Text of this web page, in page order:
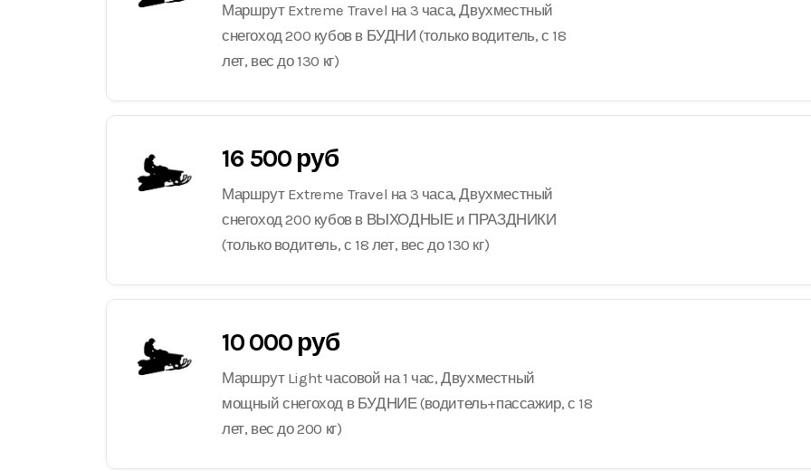
Маршрут Extreme Travel на 3 часа, Двухместный
снегоход 200 кубов в БУДНИ (только водитель, с 18
лет, вес до 130 кг)
16 500 руб
Маршрут Extreme Travel на 3 часа, Двухместный
снегоход 200 кубов в ВЫХОДНЫЕ и ПРАЗДНИКИ
(только водитель, с 18 лет, вес до 130 кг)
10 000 руб
Маршрут Light часовой на 1 час, Двухместный
мощный снегоход в БУДНИЕ (водитель+пассажир, с 18
лет, вес до 200 кг)